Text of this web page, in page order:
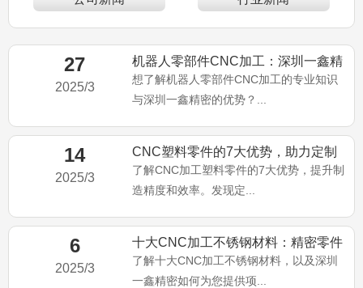
27
2025/3
机器人零部件CNC加工：深圳一鑫精
密的行业洞察
想了解机器人零部件CNC加工的专业知识
与深圳一鑫精密的优势？...
14
2025/3
CNC塑料零件的7大优势，助力定制
加工组件
了解CNC加工塑料零件的7大优势，提升制
造精度和效率。发现定...
6
2025/3
十大CNC加工不锈钢材料：精密零件
的终极指南
了解十大CNC加工不锈钢材料，以及深圳
一鑫精密如何为您提供项...